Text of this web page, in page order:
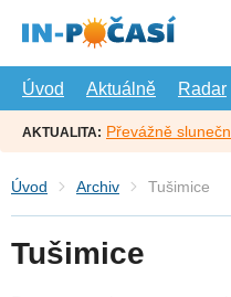
hlavní
Úvod
Aktuálně Radar
AKTUALITA: Převážně
Úvod Archiv Tušimice
Tušimice